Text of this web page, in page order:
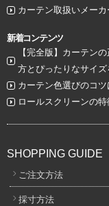
カーテン取扱いメーカ
新着コンテンツ
【完全版】カーテン
方とぴったりなサイズ
カーテン色選びのコツ
ロールスクリーンの特
SHOPPING GUIDE
ご注文方法
採寸方法